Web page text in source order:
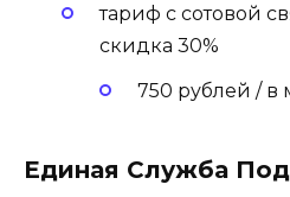
тариф с сотовой
скидка 30%
750 рублей / в
Единая Служба